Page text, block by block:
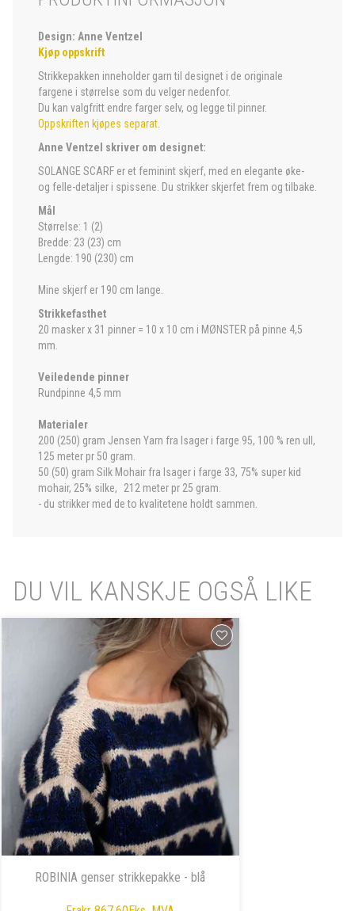
Design: Anne Ventzel
Kjøp oppskrift
Strikkepakken inneholder garn til designet i de originale
fargene i størrelse som du velger nedenfor.
Du kan valgfritt endre farger selv, og legge til pinner.
Oppskriften kjøpes separat
Anne Ventzel skriver om designet:
SOLANGE SCARF er et feminint skjerf, med en elegante øke-
og felle-detaljer i spissene. Du strikker skjerfet frem og tilbake.
Mål
Størrelse: 1 (2)
Bredde: 23 (23) cm
Lengde: 190 (230) cm
Mine skjerf er 190 cm lange.
Strikkefasthet
20 masker x 31 pinner = 10 x 10 cm i MØNSTER på pinne 4,5
mm.
Veiledende pinner
Rundpinne 4,5 mm
Materialer
200 (250) gram Jensen Yarn fra Isager i farge 95, 100 % ren ull,
125 meter pr 50 gram.
50 (50) gram Silk Mohair fra Isager i farge 33, 75% super kid
mohair, 25% silke, 212 meter pr 25 gram.
- du strikker med de to kvalitetene holdt sammen.
DU VIL KANSKJE OGSÅ LIKE
ROBINIA genser strikkepakke - blå